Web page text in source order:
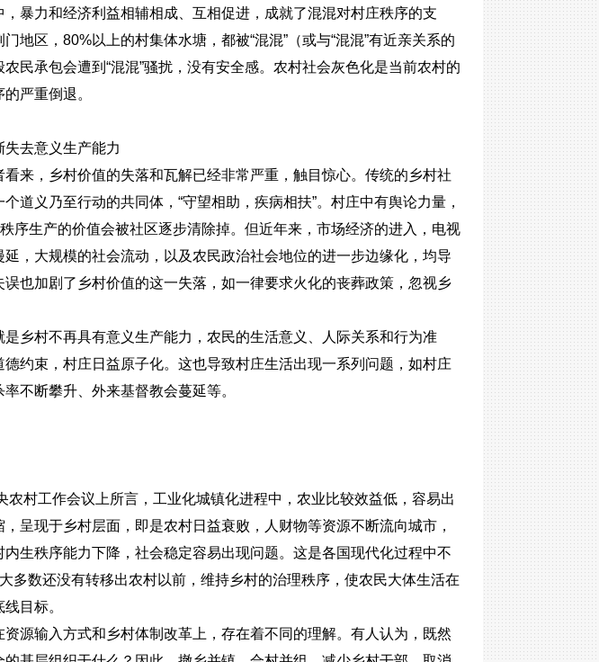
暴力和经济利益相辅相成、互相促进，成就了混混对村庄秩序的支
地区，80%以上的村集体水塘，都被“混混”（或与“混混”有近亲关系的
民承包会遭到“混混”骚扰，没有安全感。农村社会灰色化是当前农村的
严重倒退。
去意义生产能力
来，乡村价值的失落和瓦解已经非常严重，触目惊心。传统的乡村社
道义乃至行动的共同体，“守望相助，疾病相扶”。村庄中有舆论力量，
序生产的价值会被社区逐步清除掉。但近年来，市场经济的进入，电视
，大规模的社会流动，以及农民政治社会地位的进一步边缘化，均导
也加剧了乡村价值的这一失落，如一律要求火化的丧葬政策，忽视乡
乡村不再具有意义生产能力，农民的生活意义、人际关系和行为准
约束，村庄日益原子化。这也导致村庄生活出现一系列问题，如村庄
不断攀升、外来基督教会蔓延等。
农村工作会议上所言，工业化城镇化进程中，农业比较效益低，容易出
呈现于乡村层面，即是农村日益衰败，人财物等资源不断流向城市，
生秩序能力下降，社会稳定容易出现问题。这是各国现代化过程中不
多数还没有转移出农村以前，维持乡村的治理秩序，使农民大体生活在
目标。
源输入方式和乡村体制改革上，存在着不同的理解。有人认为，既然